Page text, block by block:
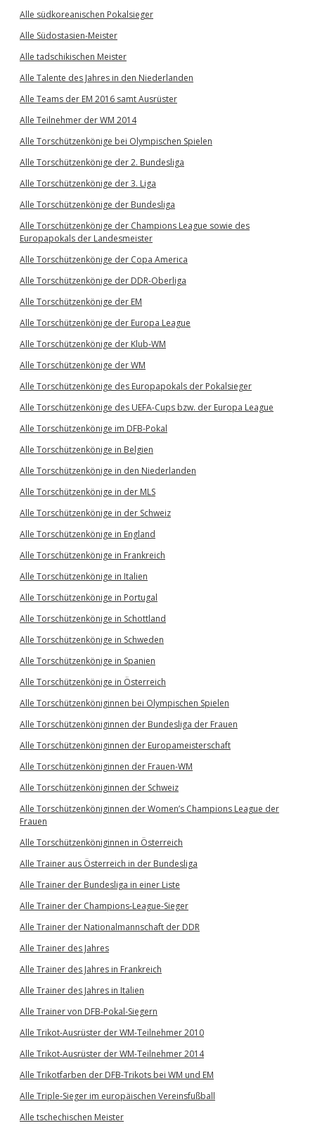
Alle südkoreanischen Pokalsieger
Alle Südostasien-Meister
Alle tadschikischen Meister
Alle Talente des Jahres in den Niederlanden
Alle Teams der EM 2016 samt Ausrüster
Alle Teilnehmer der WM 2014
Alle Torschützenkönige bei Olympischen Spielen
Alle Torschützenkönige der 2. Bundesliga
Alle Torschützenkönige der 3. Liga
Alle Torschützenkönige der Bundesliga
Alle Torschützenkönige der Champions League sowie des
Europapokals der Landesmeister
Alle Torschützenkönige der Copa America
Alle Torschützenkönige der DDR-Oberliga
Alle Torschützenkönige der EM
Alle Torschützenkönige der Europa League
Alle Torschützenkönige der Klub-WM
Alle Torschützenkönige der WM
Alle Torschützenkönige des Europapokals der Pokalsieger
Alle Torschützenkönige des UEFA-Cups bzw. der Europa League
Alle Torschützenkönige im DFB-Pokal
Alle Torschützenkönige in Belgien
Alle Torschützenkönige in den Niederlanden
Alle Torschützenkönige in der MLS
Alle Torschützenkönige in der Schweiz
Alle Torschützenkönige in England
Alle Torschützenkönige in Frankreich
Alle Torschützenkönige in Italien
Alle Torschützenkönige in Portugal
Alle Torschützenkönige in Schottland
Alle Torschützenkönige in Schweden
Alle Torschützenkönige in Spanien
Alle Torschützenkönige in Österreich
Alle Torschützenköniginnen bei Olympischen Spielen
Alle Torschützenköniginnen der Bundesliga der Frauen
Alle Torschützenköniginnen der Europameisterschaft
Alle Torschützenköniginnen der Frauen-WM
Alle Torschützenköniginnen der Schweiz
Alle Torschützenköniginnen der Women’s Champions League der
Frauen
Alle Torschützenköniginnen in Österreich
Alle Trainer aus Österreich in der Bundesliga
Alle Trainer der Bundesliga in einer Liste
Alle Trainer der Champions-League-Sieger
Alle Trainer der Nationalmannschaft der DDR
Alle Trainer des Jahres
Alle Trainer des Jahres in Frankreich
Alle Trainer des Jahres in Italien
Alle Trainer von DFB-Pokal-Siegern
Alle Trikot-Ausrüster der WM-Teilnehmer 2010
Alle Trikot-Ausrüster der WM-Teilnehmer 2014
Alle Trikotfarben der DFB-Trikots bei WM und EM
Alle Triple-Sieger im europäischen Vereinsfußball
Alle tschechischen Meister